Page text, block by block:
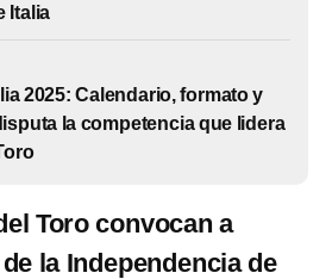
Italia
2025: Calendario, formato y
la competencia que lidera
Toro convocan a
la Independencia de